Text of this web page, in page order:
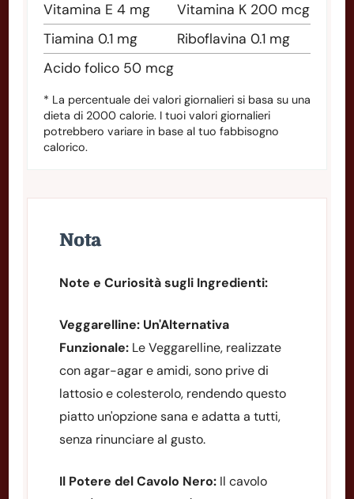
Vitamina E 4 mg Vitamina K 200 mcg
Tiamina 0.1 mg Riboflavina 0.1 mg
Acido folico 50 mcg
* La percentuale dei valori giornalieri si basa su una
dieta di 2000 calorie. I tuoi valori giornalieri
potrebbero variare in base al tuo fabbisogno
calorico.
Nota
Note e Curiosità sugli Ingredienti:
Veggarelline: Un'Alternativa
Funzionale: Le Veggarelline, realizzate
con agar-agar e amidi, sono prive di
lattosio e colesterolo, rendendo questo
piatto un'opzione sana e adatta a tutti,
senza rinunciare al gusto.
Il Potere del Cavolo Nero: Il cavolo